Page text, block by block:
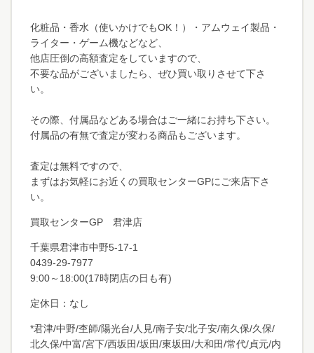
化粧品・香水（使いかけでもOK！）・アムウェイ製品・
ライター・ゲーム機などなど、
他店圧倒の高額査定をしていますので、
不要な品がございましたら、ぜひ買い取りさせて下さ
い。
その際、付属品などある場合はご一緒にお持ち下さい。
付属品の有無で査定が変わる商品もございます。
査定は無料ですので、
まずはお気軽にお近くの買取センターGPにご来店下さ
い。
買取センターGP 君津店
千葉県君津市中野5-17-1
0439-29-7977
9:00～18:00(17時閉店の日も有)
定休日：なし
*君津/中野/杢師/陽光台/人見/南子安/北子安/南久保/久保/
北久保/中富/宮下/西坂田/坂田/東坂田/大和田/常代/貞元/内